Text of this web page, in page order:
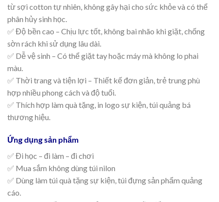
từ sợi cotton tự nhiên, không gây hại cho sức khỏe và có thể
phân hủy sinh học.
✅ Độ bền cao – Chịu lực tốt, không bai nhão khi giặt, chống
sờn rách khi sử dụng lâu dài.
✅ Dễ vệ sinh – Có thể giặt tay hoặc máy mà không lo phai
màu.
✅ Thời trang và tiện lợi – Thiết kế đơn giản, trẻ trung phù
hợp nhiều phong cách và độ tuổi.
✅ Thích hợp làm quà tặng, in logo sự kiện, túi quảng bá
thương hiệu.
Ứng dụng sản phẩm
✅ Đi học – đi làm – đi chơi
✅ Mua sắm không dùng túi nilon
✅ Dùng làm túi quà tặng sự kiện, túi đựng sản phẩm quảng
cáo.